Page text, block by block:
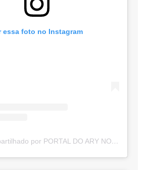
essa foto no Instagram
Um post compartilhado por PORTAL DO ARY NOTÍCIAS (@portaldoarynoticias)